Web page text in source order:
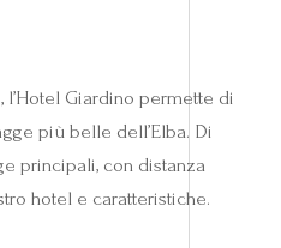
Giardino permette di
più belle dell’Elba. Di
principali, con distanza
hotel e caratteristiche.